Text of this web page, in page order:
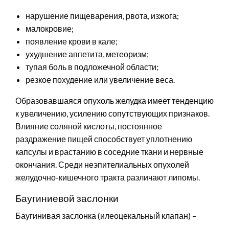
нарушение пищеварения, рвота, изжога;
малокровие;
появление крови в кале;
ухудшение аппетита, метеоризм;
тупая боль в подложечной области;
резкое похудение или увеличение веса.
Образовавшаяся опухоль желудка имеет тенденцию
к увеличению, усилению сопутствующих признаков.
Влияние соляной кислоты, постоянное
раздражение пищей способствует уплотнению
капсулы и врастанию в соседние ткани и нервные
окончания. Среди неэпителиальных опухолей
желудочно-кишечного тракта различают липомы.
Баугиниевой заслонки
Баугинивая заслонка (илеоцекальный клапан) –